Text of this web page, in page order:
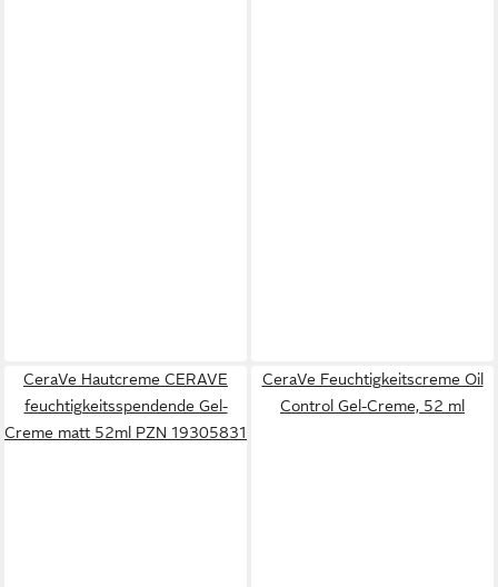
CeraVe Hautcreme CERAVE
feuchtigkeitsspendende Gel-
Creme matt 52ml PZN 19305831
CeraVe Feuchtigkeitscreme Oil
Control Gel-Creme, 52 ml